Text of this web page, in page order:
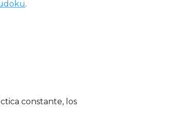
.
constante, los